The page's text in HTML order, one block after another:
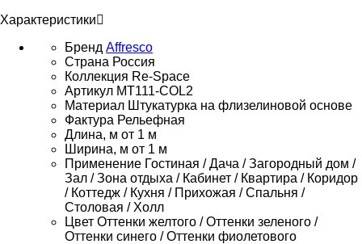
Характеристики
Бренд Affresco
Страна Россия
Коллекция Re-Space
Артикул MT111-COL2
Материал Штукатурка на флизелиновой основе
Фактура Рельефная
Длина, м от 1 м
Ширина, м от 1 м
Применение Гостиная / Дача / Загородный дом /
Зал / Зона отдыха / Кабинет / Квартира / Коридор
/ Коттедж / Кухня / Прихожая / Спальня /
Столовая / Холл
Цвет Оттенки желтого / Оттенки зеленого /
Оттенки синего / Оттенки фиолетового